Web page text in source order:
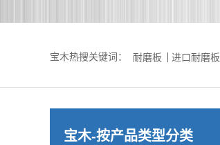
宝木热搜关键词： 耐磨板 进口耐磨板
宝木-按产品类型分类